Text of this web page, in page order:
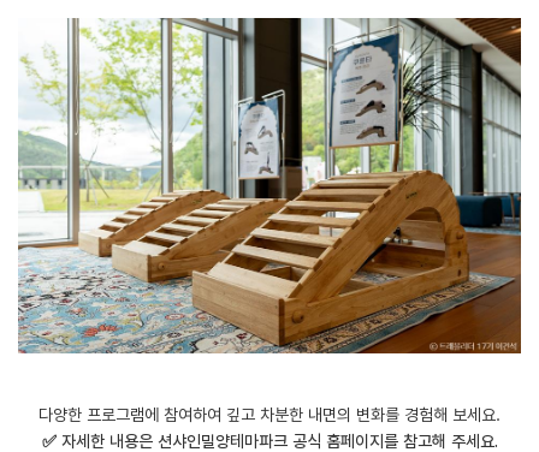
다양한 프로그램에 참여하여 깊고 차분한 내면의 변화를 경험해 보세요.
​✅ 자세한 내용은 션샤인밀양테마파크 공식 홈페이지를 참고해 주세요.